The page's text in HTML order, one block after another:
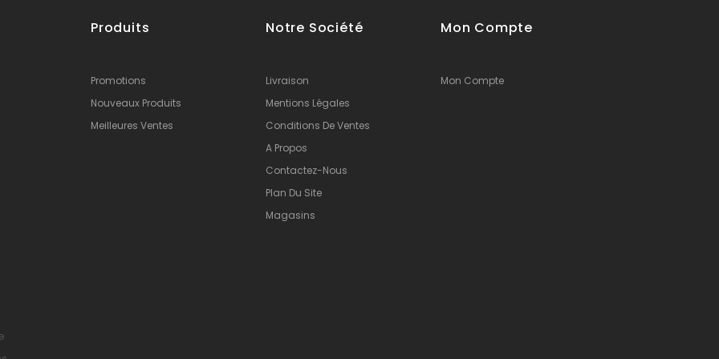
Produits
Promotions
Nouveaux Produits
Meilleures Ventes
Notre Société
Livraison
Mentions Légales
Conditions De Ventes
A Propos
Contactez-Nous
Plan Du Site
Magasins
Mon Compte
Mon Compte